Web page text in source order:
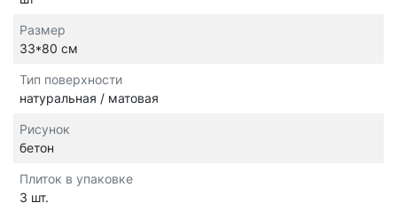
Размер
33*80 см
Тип поверхности
натуральная / матовая
Рисунок
бетон
Плиток в упаковке
3 шт.